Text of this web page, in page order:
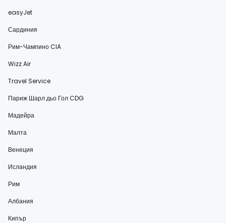
easyJet
Сардиния
Рим-Чампино CIA
Wizz Air
Travel Service
Париж Шарл дьо Гол CDG
Мадейра
Малта
Венеция
Исландия
Рим
Албания
Кипър